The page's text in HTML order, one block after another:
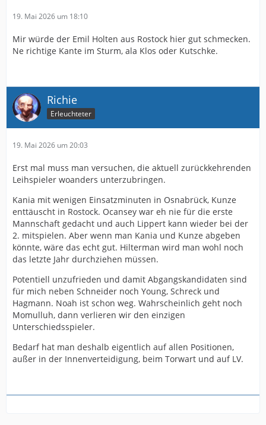
19. Mai 2026 um 18:10
Mir würde der Emil Holten aus Rostock hier gut schmecken.
Ne richtige Kante im Sturm, ala Klos oder Kutschke.
Richie
Erleuchteter
19. Mai 2026 um 20:03
Erst mal muss man versuchen, die aktuell zurückkehrenden
Leihspieler woanders unterzubringen.
Kania mit wenigen Einsatzminuten in Osnabrück, Kunze
enttäuscht in Rostock. Ocansey war eh nie für die erste
Mannschaft gedacht und auch Lippert kann wieder bei der
2. mitspielen. Aber wenn man Kania und Kunze abgeben
könnte, wäre das echt gut. Hilterman wird man wohl noch
das letzte Jahr durchziehen müssen.
Potentiell unzufrieden und damit Abgangskandidaten sind
für mich neben Schneider noch Young, Schreck und
Hagmann. Noah ist schon weg. Wahrscheinlich geht noch
Momulluh, dann verlieren wir den einzigen
Unterschiedsspieler.
Bedarf hat man deshalb eigentlich auf allen Positionen,
außer in der Innenverteidigung, beim Torwart und auf LV.